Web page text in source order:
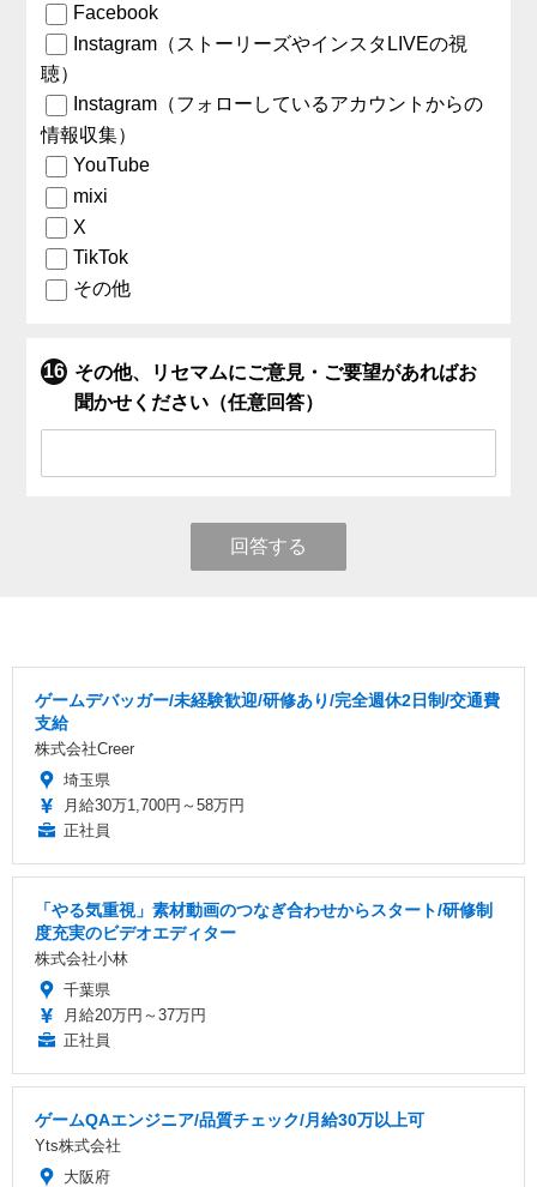
Facebook
Instagram（ストーリーズやインスタLIVEの視
聴）
Instagram（フォローしているアカウントからの
情報収集）
YouTube
mixi
X
TikTok
その他
その他、リセマムにご意見・ご要望があればお
聞かせください（任意回答）
回答する
ゲームデバッガー/未経験歓迎/研修あり/完全週休2日制/交通費
支給
株式会社Creer
埼玉県
月給30万1,700円～58万円
正社員
「やる気重視」素材動画のつなぎ合わせからスタート/研修制
度充実のビデオエディター
株式会社小林
千葉県
月給20万円～37万円
正社員
ゲームQAエンジニア/品質チェック/月給30万以上可
Yts株式会社
大阪府